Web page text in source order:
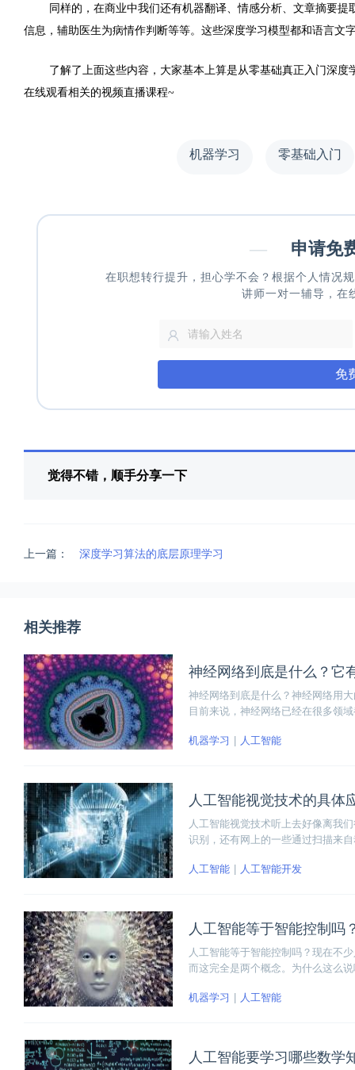
同样的，在商业中我们还有机器翻译、情感分析、文章摘要
信息，辅助医生为病情作判断等等。这些深度学习模型都和语言文
了解了上面这些内容，大家基本上算是从零基础真正入门深
在线观看相关的视频直播课程~
机器学习 零基础入门
— 申请免
在职想转行提升，担心学不会？根据个人情况
讲师一对一辅导，在
免
觉得不错，顺手分享一下
上一篇： 深度学习算法的底层原理学习
相关推荐
神经网络到底是什么？它
神经网络到底是什么？神经网络用
目前来说，神经网络已经在很多领
机器学习
人工智能
人工智能视觉技术的具体
人工智能视觉技术听上去好像离我
识别，还有网上的一些通过扫描来
人工智能
人工智能开发
人工智能等于智能控制吗
人工智能等于智能控制吗？现在不
而这完全是两个概念。为什么这么
机器学习
人工智能
人工智能要学习哪些数学